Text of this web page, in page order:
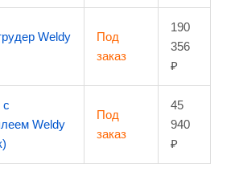
Weldy
Под
заказ
190
356
₽
Weldy
Под
заказ
45
940
₽